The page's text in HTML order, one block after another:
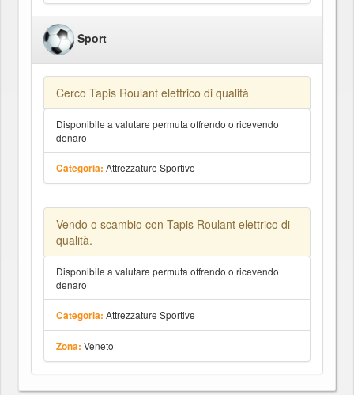
Sport
Cerco Tapis Roulant elettrico di qualità
Disponibile a valutare permuta offrendo o ricevendo
denaro
Categoria: Attrezzature Sportive
Vendo o scambio con Tapis Roulant elettrico di
qualità.
Disponibile a valutare permuta offrendo o ricevendo
denaro
Categoria: Attrezzature Sportive
Zona: Veneto